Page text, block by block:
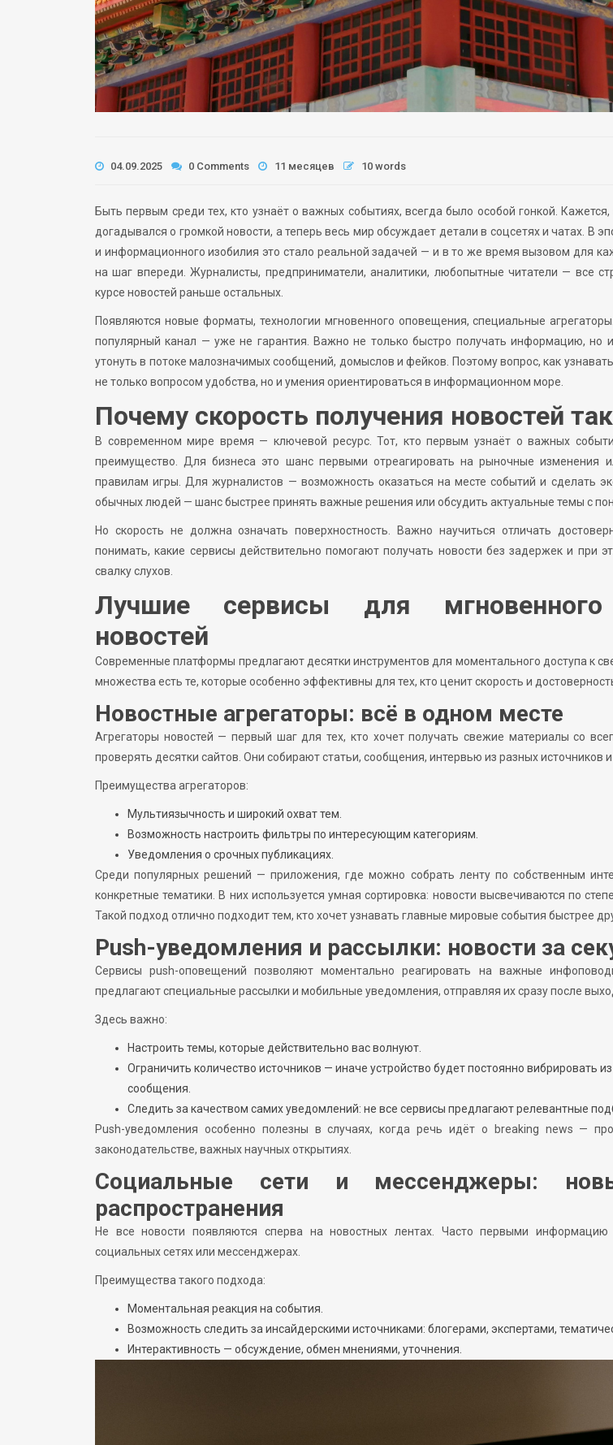
04.09.2025 0 Comments 11 месяцев 10 words
Быть первым среди тех, кто узнаёт о важных событиях, всегда было особой гонкой.
догадывался о громкой новости, а теперь весь мир обсуждает детали в соцсетях и чатах. В
и информационного изобилия это стало реальной задачей — и в то же время вызовом для
на шаг впереди. Журналисты, предприниматели, аналитики, любопытные читатели — все
курсе новостей раньше остальных.
Появляются новые форматы, технологии мгновенного оповещения, специальные
популярный канал — уже не гарантия. Важно не только быстро получать информацию, но
утонуть в потоке малозначимых сообщений, домыслов и фейков. Поэтому вопрос, как
не только вопросом удобства, но и умения ориентироваться в информационном море.
Почему скорость получения новостей
В современном мире время — ключевой ресурс. Тот, кто первым узнаёт о важных
преимущество. Для бизнеса это шанс первыми отреагировать на рыночные изменения
правилам игры. Для журналистов — возможность оказаться на месте событий и сделать
обычных людей — шанс быстрее принять важные решения или обсудить актуальные темы с
Но скорость не должна означать поверхностность. Важно научиться отличать
понимать, какие сервисы действительно помогают получать новости без задержек и при
свалку слухов.
Лучшие сервисы для мгновенного
новостей
Современные платформы предлагают десятки инструментов для моментального доступа к
множества есть те, которые особенно эффективны для тех, кто ценит скорость и
Новостные агрегаторы: всё в одном месте
Агрегаторы новостей — первый шаг для тех, кто хочет получать свежие материалы со
проверять десятки сайтов. Они собирают статьи, сообщения, интервью из разных источников
Преимущества агрегаторов:
Мультиязычность и широкий охват тем.
Возможность настроить фильтры по интересующим категориям.
Уведомления о срочных публикациях.
Среди популярных решений — приложения, где можно собрать ленту по собственным
конкретные тематики. В них используется умная сортировка: новости высвечиваются по
Такой подход отлично подходит тем, кто хочет узнавать главные мировые события быстрее
Push-уведомления и рассылки: новости за
Сервисы push-оповещений позволяют моментально реагировать на важные
предлагают специальные рассылки и мобильные уведомления, отправляя их сразу после
Здесь важно:
Настроить темы, которые действительно вас волнуют.
Ограничить количество источников — иначе устройство будет постоянно вибрировать
сообщения.
Следить за качеством самих уведомлений: не все сервисы предлагают релевантные
Push-уведомления особенно полезны в случаях, когда речь идёт о breaking news —
законодательстве, важных научных открытиях.
Социальные сети и мессенджеры:
распространения
Не все новости появляются сперва на новостных лентах. Часто первыми
социальных сетях или мессенджерах.
Преимущества такого подхода:
Моментальная реакция на события.
Возможность следить за инсайдерскими источниками: блогерами, экспертами,
Интерактивность — обсуждение, обмен мнениями, уточнения.